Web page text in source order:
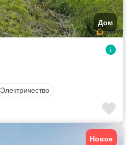
Дом
Электричество
Новое